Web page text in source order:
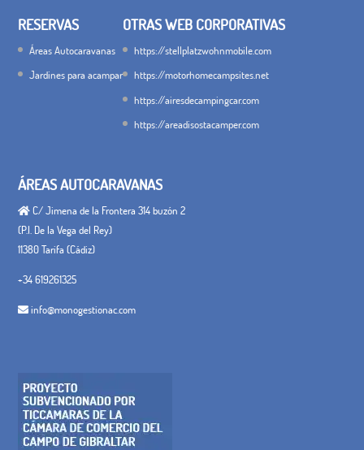
RESERVAS
Áreas Autocaravanas
Jardines para acampar
OTRAS WEB CORPORATIVAS
https://stellplatzwohnmobile.com
https://motorhomecampsites.net
https://airesdecampingcar.com
https://areadisostacamper.com
ÁREAS AUTOCARAVANAS
C/ Jimena de la Frontera 314 buzón 2
(P.I. De la Vega del Rey)
11380 Tarifa (Cádiz)
+34 619261325
info@monogestionac.com